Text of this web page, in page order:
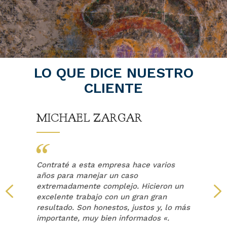
LO QUE DICE NUESTRO
CLIENTE
MICHAEL ZARGAR
Contraté a esta empresa hace varios
años para manejar un caso
extremadamente complejo. Hicieron un
excelente trabajo con un gran gran
resultado. Son honestos, justos y, lo más
importante, muy bien informados «.